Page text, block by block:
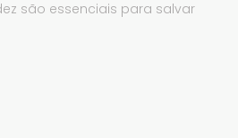
são essenciais para salvar